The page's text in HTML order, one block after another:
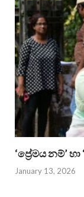
‘ප්‍රේමය නම්’
January 13, 2026